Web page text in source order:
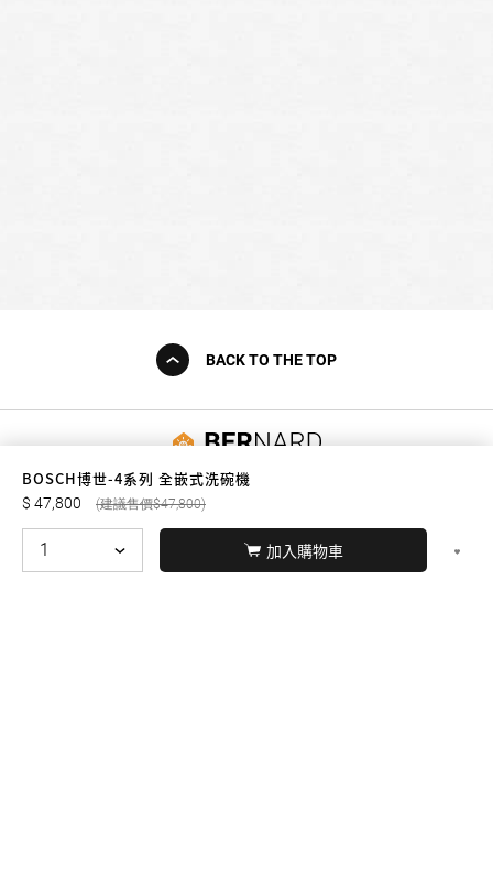
BOSCH博世-4系列 全嵌式洗碗機
47,800 47,800
加入購物車
BACK TO THE TOP
友誠購物
© BERNARD 2021 WEBDESIGN